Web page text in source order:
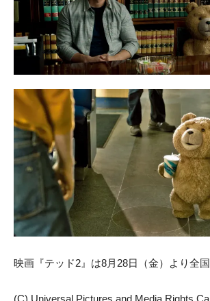
映画『テッド2』は8月28日（金）より全国